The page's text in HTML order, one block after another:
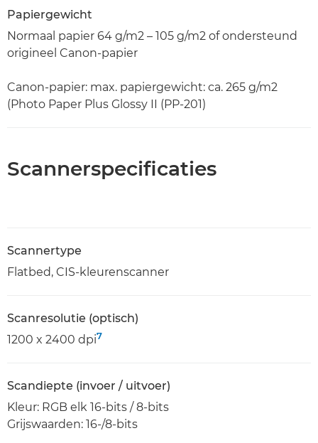
Papiergewicht
Normaal papier 64 g/m2 – 105 g/m2 of ondersteund
origineel Canon-papier
Canon-papier: max. papiergewicht: ca. 265 g/m2
(Photo Paper Plus Glossy II (PP-201)
Scannerspecificaties
Scannertype
Flatbed, CIS-kleurenscanner
Scanresolutie (optisch)
1200 x 2400 dpi7
Scandiepte (invoer / uitvoer)
Kleur: RGB elk 16-bits / 8-bits
Grijswaarden: 16-/8-bits